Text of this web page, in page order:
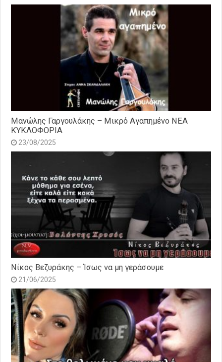
Μανώλης Γαργουλάκης – Μικρό Αγαπημένο NEΑ
ΚΥΚΛΟΦΟΡΙΑ
23/08/2025
Νίκος Βεζυράκης – Ίσως να μη γεράσουμε
21/06/2025